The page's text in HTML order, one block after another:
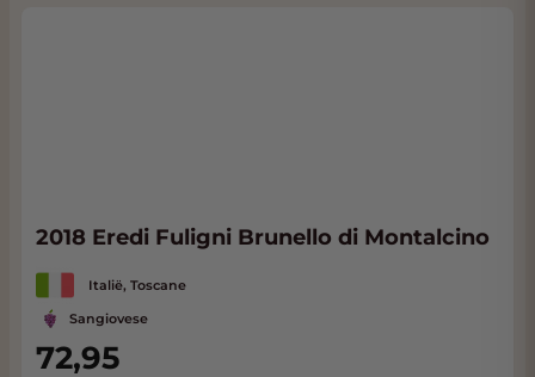
2018 Eredi Fuligni Brunello di Montalcino
Italië, Toscane
Sangiovese
72,95